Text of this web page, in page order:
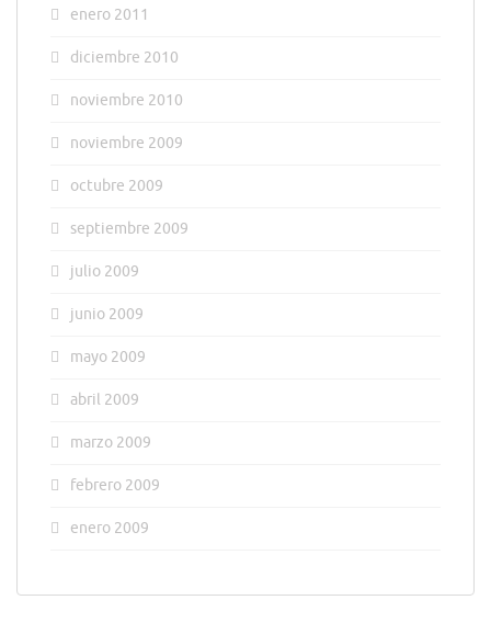
enero 2011
diciembre 2010
noviembre 2010
noviembre 2009
octubre 2009
septiembre 2009
julio 2009
junio 2009
mayo 2009
abril 2009
marzo 2009
febrero 2009
enero 2009